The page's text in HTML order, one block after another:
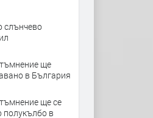
слънчево
ще
в България
ще се
в